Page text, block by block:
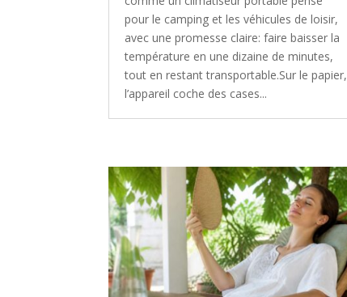
pour le camping et les véhicules de loisir,
avec une promesse claire: faire baisser la
température en une dizaine de minutes,
tout en restant transportable.Sur le papier,
l’appareil coche des cases...